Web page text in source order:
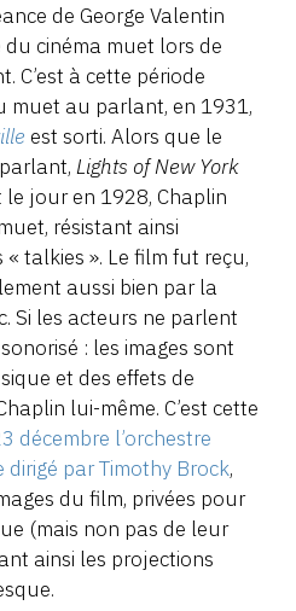
de George Valentin
cinéma muet lors de
C’est à cette période
muet au parlant, en 1931,
est sorti. Alors que le
Lights of New York
le jour en 1928, Chaplin
résistant ainsi
talkies ». Le film fut reçu,
aussi bien par la
Si les acteurs ne parlent
: les images sont
et des effets de
lui-même. C’est cette
décembre l’orchestre
par Timothy Brock,
du film, privées pour
(mais non pas de leur
ainsi les projections